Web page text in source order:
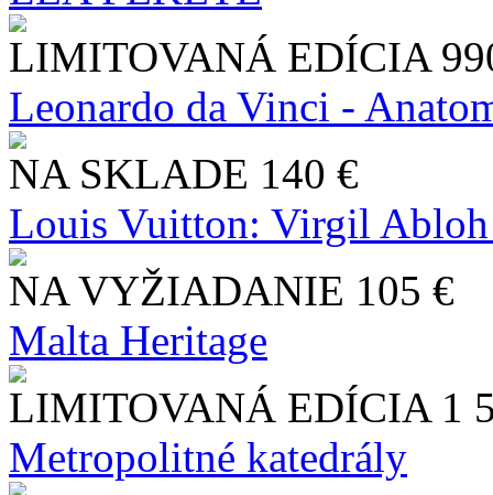
LIMITOVANÁ EDÍCIA
Leonardo da Vinci -
NA SKLADE 140 €
Louis Vuitton: Virgil
NA VYŽIADANIE 105 €
Malta Heritage
LIMITOVANÁ EDÍCIA 1
Metropolitné katedrály